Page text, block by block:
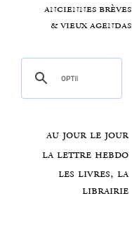
anciennes brèves
& vieux agendas
au jour le jour
la lettre hebdo
les livres, la
librairie